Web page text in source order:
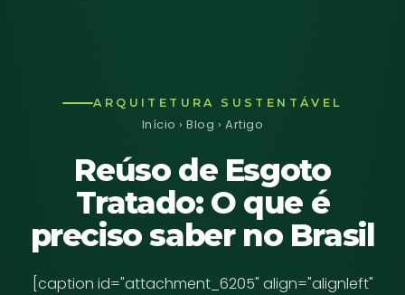
ARQUITETURA SUSTENTÁVEL
Início ›Blog › Artigo
Reúso de Esgoto
Tratado: O que é
preciso saber no Brasil
[caption id="attachment_6205" align="alignleft"